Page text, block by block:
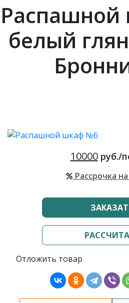
белый
10000руб./
Рассрочка
Отложить товар